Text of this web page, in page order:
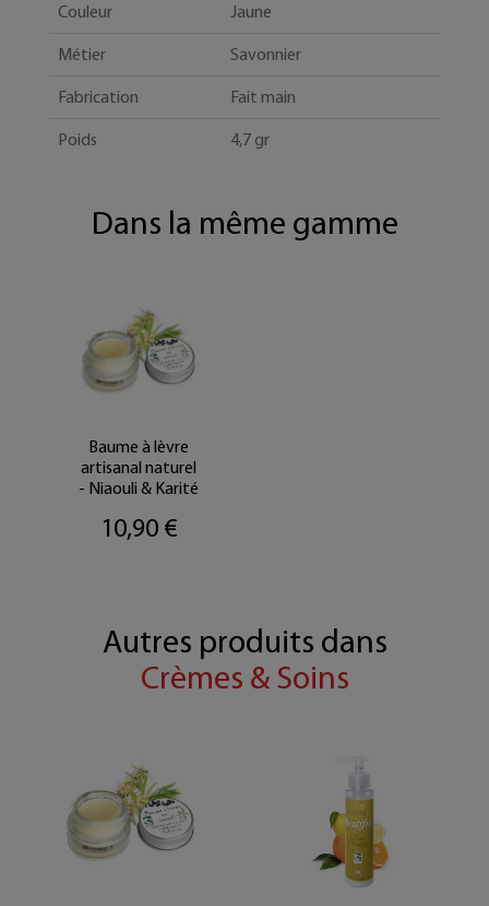
Couleur Jaune
Métier Savonnier
Fabrication Fait main
Poids 4,7 gr
Dans la même gamme
Baume à lèvre
artisanal naturel
- Niaouli & Karité
10,90 €
Autres produits dans
Crèmes & Soins